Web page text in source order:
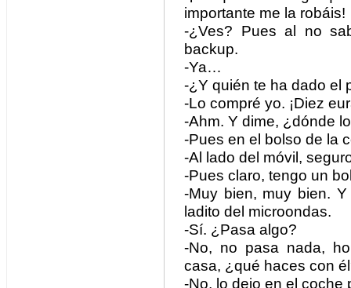
importante me la robáis!
-¿Ves? Pues al no
backup.
-Ya…
-¿Y quién te ha dado el
-Lo compré yo. ¡Diez
-Ahm. Y dime, ¿dónde
-Pues en el bolso de la
-Al lado del móvil,
-Pues claro, tengo un
-Muy bien, muy bien.
ladito del microondas.
-Sí. ¿Pasa algo?
-No, no pasa nada,
casa, ¿qué haces con
-No, lo dejo en el coche